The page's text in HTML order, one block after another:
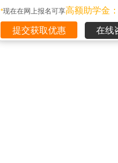
*现在在网上报名可享高额助学金
在线